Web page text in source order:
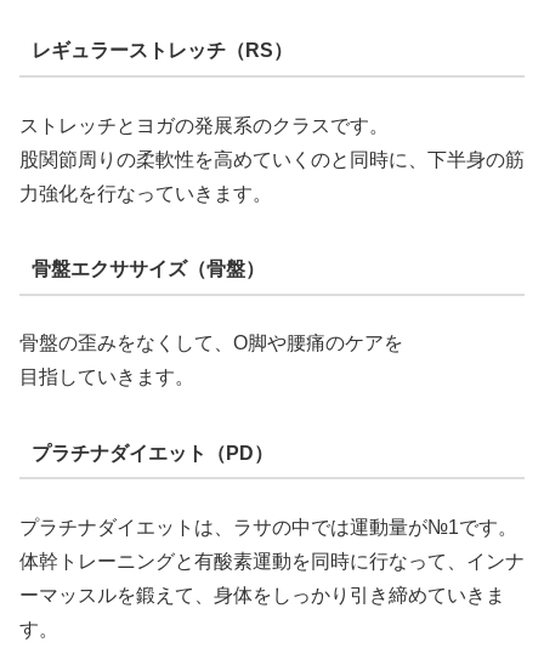
レギュラーストレッチ（RS）
ストレッチとヨガの発展系のクラスです。
股関節周りの柔軟性を高めていくのと同時に、下半身の筋
力強化を行なっていきます。
骨盤エクササイズ（骨盤）
骨盤の歪みをなくして、O脚や腰痛のケアを
目指していきます。
プラチナダイエット（PD）
プラチナダイエットは、ラサの中では運動量が№1です。
体幹トレーニングと有酸素運動を同時に行なって、インナ
ーマッスルを鍛えて、身体をしっかり引き締めていきま
す。